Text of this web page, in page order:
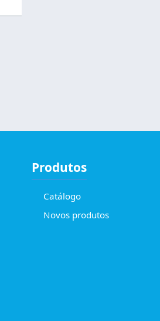
Produtos
Catálogo
Novos produtos